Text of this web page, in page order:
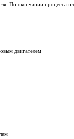
По окончании процесса
двигателем